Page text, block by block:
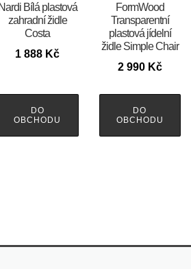
Nardi Bílá plastová
zahradní židle
Costa
1 888 Kč
DO
OBCHODU
FormWood
Transparentní
plastová jídelní
židle Simple Chair
2 990 Kč
DO
OBCHODU